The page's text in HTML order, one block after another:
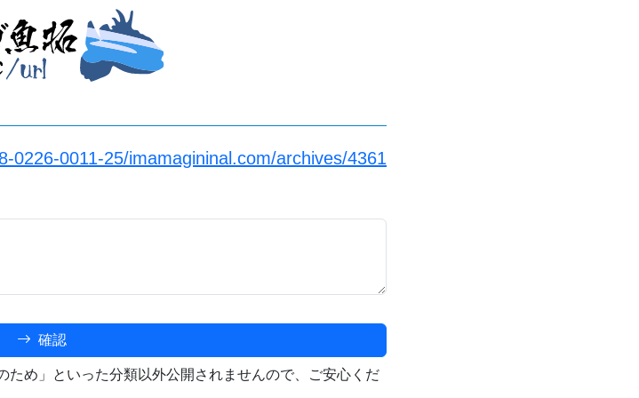
0226-0011-25/imamagininal.com/archives/4361
確認
ため」といった分類以外公開されませんので、ご安心くだ